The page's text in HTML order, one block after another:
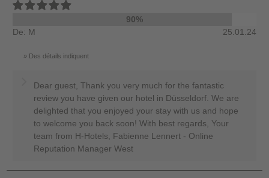
90%
De: M
25.01.24
Des détails indiquent
Dear guest, Thank you very much for the fantastic
review you have given our hotel in Düsseldorf. We are
delighted that you enjoyed your stay with us and hope
to welcome you back soon! With best regards, Your
team from H-Hotels, Fabienne Lennert - Online
Reputation Manager West